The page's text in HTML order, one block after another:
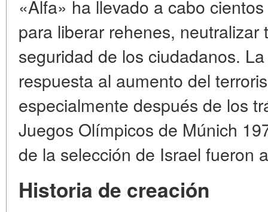
«Alfa» ha llevado a cabo
para liberar rehenes,
seguridad de los ciudadanos.
respuesta al aumento del
especialmente después de los
Juegos Olímpicos de Múnich
de la selección de Israel fueron
Historia de creación